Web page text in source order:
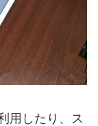
用したり、ス